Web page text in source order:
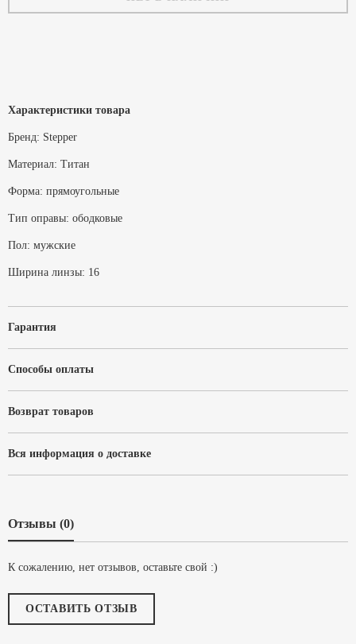
Характеристики товара
Бренд: Stepper
Материал: Титан
Форма: прямоугольные
Тип оправы: ободковые
Пол: мужские
Ширина линзы: 16
Гарантия
Способы оплаты
Возврат товаров
Вся информация о доставке
Отзывы (0)
К сожалению, нет отзывов, оставьте свой :)
ОСТАВИТЬ ОТЗЫВ